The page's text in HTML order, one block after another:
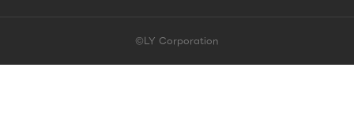
©LY Corporation
このコンテンツは掲載が終了しました | LINE占い